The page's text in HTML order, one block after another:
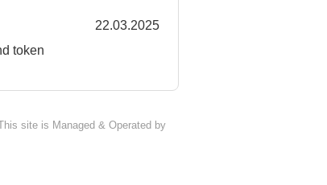
22.03.2025
token
site is Managed & Operated by